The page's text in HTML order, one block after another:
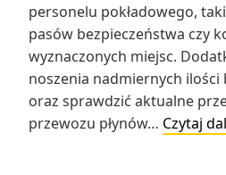
personelu pokładowego,
pasów bezpieczeństwa czy
wyznaczonych miejsc.
noszenia nadmiernych
oraz sprawdzić aktualne
przewozu płynów… Czytaj